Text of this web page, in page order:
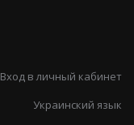
Вход в личный кабинет
Украинский язык